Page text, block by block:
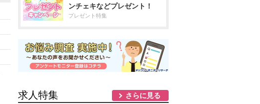
ンチェキなどプレゼント！
プレゼント特集
求人特集 さらに見る